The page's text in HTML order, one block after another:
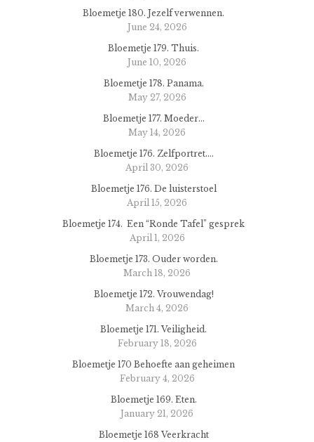
Bloemetje 180. Jezelf verwennen.
June 24, 2026
Bloemetje 179. Thuis.
June 10, 2026
Bloemetje 178. Panama.
May 27, 2026
Bloemetje 177. Moeder…
May 14, 2026
Bloemetje 176. Zelfportret….
April 30, 2026
Bloemetje 176. De luisterstoel
April 15, 2026
Bloemetje 174. Een “Ronde Tafel” gesprek
April 1, 2026
Bloemetje 173. Ouder worden.
March 18, 2026
Bloemetje 172. Vrouwendag!
March 4, 2026
Bloemetje 171. Veiligheid.
February 18, 2026
Bloemetje 170 Behoefte aan geheimen
February 4, 2026
Bloemetje 169. Eten.
January 21, 2026
Bloemetje 168 Veerkracht